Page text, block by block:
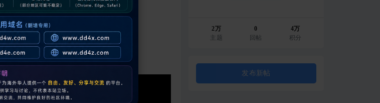
2万
主题
0
回帖
4万
积分
发布新帖